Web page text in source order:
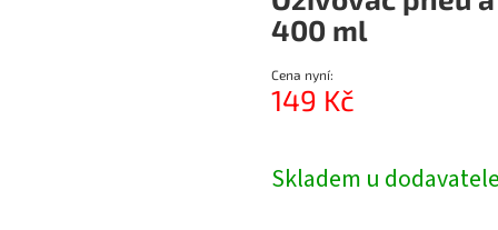
je
0,0
5
hvězdiček.
400 ml
Cena nyní:
149 Kč
Skladem u